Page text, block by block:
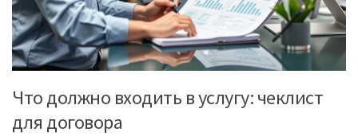
Что должно входить в услугу: чеклист
для договора